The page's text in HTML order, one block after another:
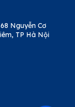
Nguyễn Cơ
TP Hà Nội